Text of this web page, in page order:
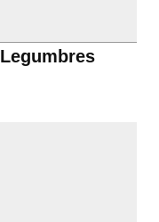
Legumbres